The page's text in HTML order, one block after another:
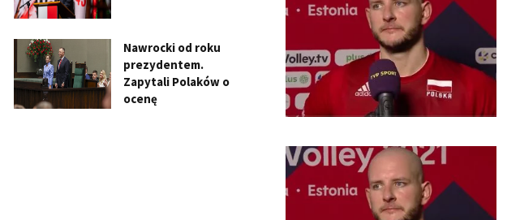
Nawrocki od roku
prezydentem.
Zapytali Polaków o
ocenę